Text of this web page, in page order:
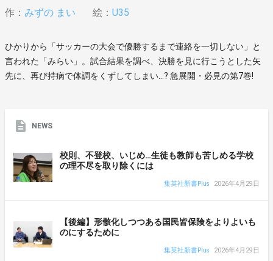
作： みずの まい 絵： U35
ひかりから「サッカーの大会で優勝するまで連絡を一切しない」と
言われた「みらい」。試合結果を調べ、決勝を見に行こうとした矢
先に、再び持病で体調をくずしてしまい…? 急展開・必見の第7巻!
NEWS
校則、不登校、いじめ…生徒も教師も苦しめる学校
の理不尽を取り除くには
集英社新書Plus 2026年4月29日
【後編】形骸化しつつある国民皆保険をよりよいも
のにするために
集英社新書Plus 2026年4月29日